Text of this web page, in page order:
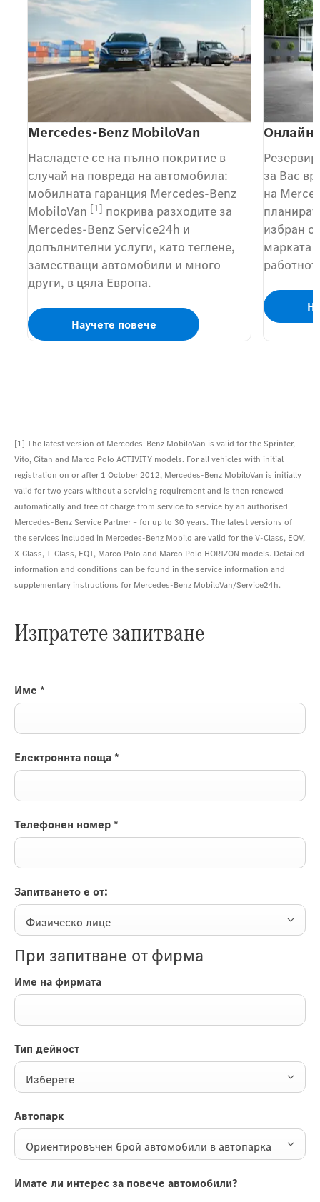
Mercedes-Benz MobiloVan
Насладете се на пълно покритие в
случай на повреда на автомобила:
мобилната гаранция Mercedes-Benz
MobiloVan [1] покрива разходите за
Mercedes-Benz Service24h и
допълнителни услуги, като теглене,
заместващи автомобили и много
други, в цяла Европа.
Научете повече
Онлайн
за Вас
на
избран
марката
[1] The latest version of Mercedes-Benz MobiloVan is valid for the Sprinter,
Vito, Citan and Marco Polo ACTIVITY models. For all vehicles with initial
registration on or after 1 October 2012, Mercedes-Benz MobiloVan is initially
valid for two years without a servicing requirement and is then renewed
automatically and free of charge from service to service by an authorised
Mercedes-Benz Service Partner – for up to 30 years. The latest versions of
the services included in Mercedes-Benz Mobilo are valid for the V-Class, EQV,
X-Class, T-Class, EQT, Marco Polo and Marco Polo HORIZON models. Detailed
information and conditions can be found in the service information and
supplementary instructions for Mercedes-Benz MobiloVan/Service24h.
Изпратете запитване
Име *
Електроннта поща *
Телефонен номер *
Запитването е от:
Физическо лице
При запитване от фирма
Име на фирмата
Тип дейност
Изберете
Автопарк
Ориентировъчен брой автомобили в автопарка
Имате ли интерес за повече автомобили?